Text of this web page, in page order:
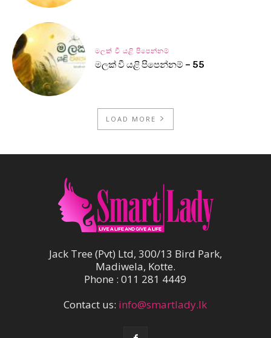
මලක් වී යළි පිපෙන්නම්
මලක් වී යළි පිපෙන්නම් – 55
LOAD MORE
Jack Tree (Pvt) Ltd, 300/13 Bird Park,
Madiwela, Kotte.
Phone : 011 281 4449
Contact us: info@smartlady.lk